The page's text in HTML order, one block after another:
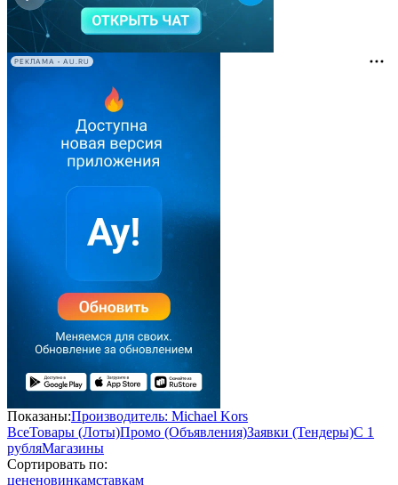
РЕКЛАМА • AU.RU
Показаны:Производитель: Michael Kors
ВсеТовары (Лоты)Промо (Объявления)Заявки (Тендеры)С 1
рубляМагазины
Сортировать по:
цененовинкамставкам